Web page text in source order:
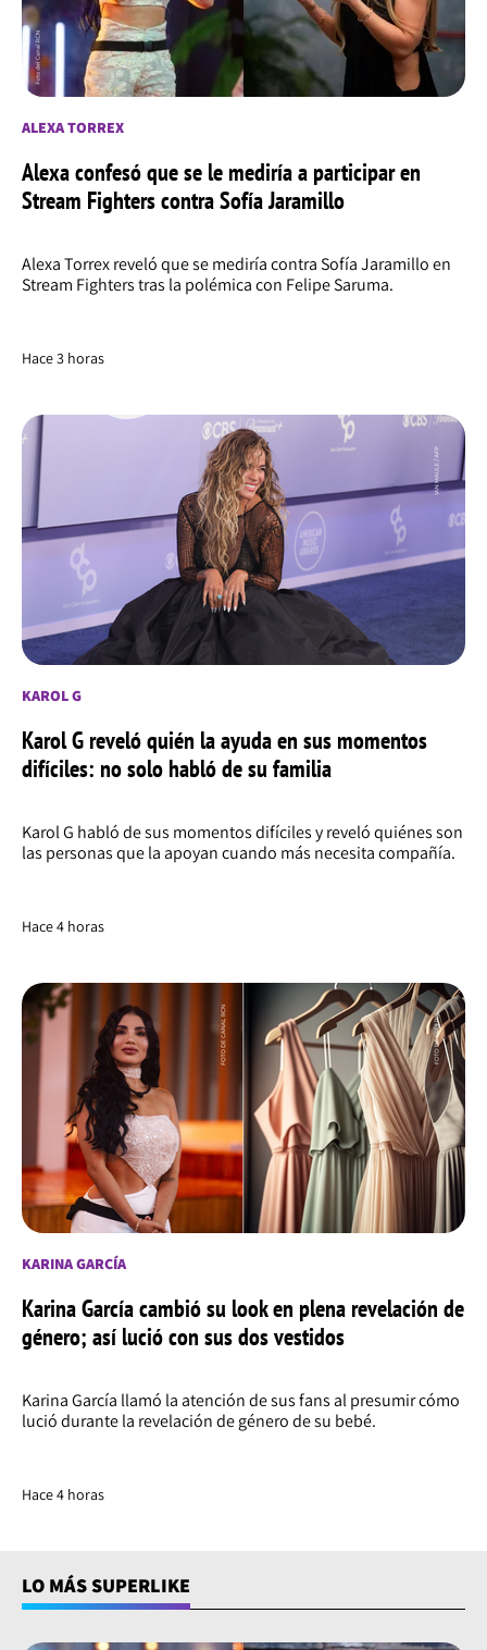
ALEXA TORREX
Alexa confesó que se le mediría a participar en
Stream Fighters contra Sofía Jaramillo
Alexa Torrex reveló que se mediría contra Sofía Jaramillo en
Stream Fighters tras la polémica con Felipe Saruma.
Hace 3 horas
KAROL G
Karol G reveló quién la ayuda en sus momentos
difíciles: no solo habló de su familia
Karol G habló de sus momentos difíciles y reveló quiénes son
las personas que la apoyan cuando más necesita compañía.
Hace 4 horas
KARINA GARCÍA
Karina García cambió su look en plena revelación de
género; así lució con sus dos vestidos
Karina García llamó la atención de sus fans al presumir cómo
lució durante la revelación de género de su bebé.
Hace 4 horas
LO MÁS SUPERLIKE